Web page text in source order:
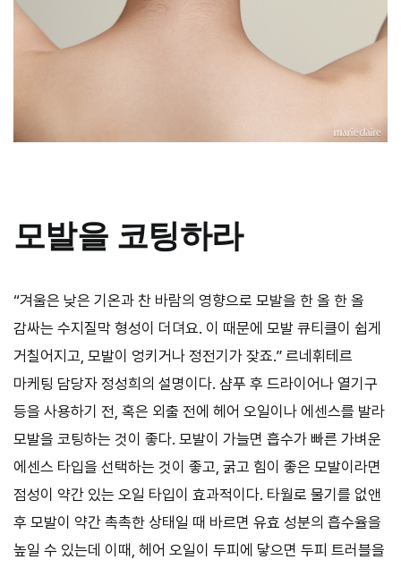
모발을 코팅하라
“겨울은 낮은 기온과 찬 바람의 영향으로 모발을 한 올 한 올
감싸는 수지질막 형성이 더뎌요. 이 때문에 모발 큐티클이 쉽게
거칠어지고, 모발이 엉키거나 정전기가 잦죠.” 르네휘테르
마케팅 담당자 정성희의 설명이다. 샴푸 후 드라이어나 열기구
등을 사용하기 전, 혹은 외출 전에 헤어 오일이나 에센스를 발라
모발을 코팅하는 것이 좋다. 모발이 가늘면 흡수가 빠른 가벼운
에센스 타입을 선택하는 것이 좋고, 굵고 힘이 좋은 모발이라면
점성이 약간 있는 오일 타입이 효과적이다. 타월로 물기를 없앤
후 모발이 약간 촉촉한 상태일 때 바르면 유효 성분의 흡수율을
높일 수 있는데 이때, 헤어 오일이 두피에 닿으면 두피 트러블을